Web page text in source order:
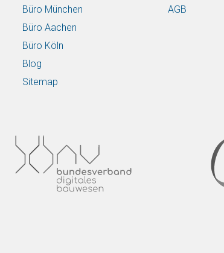
Büro München
Büro Aachen
Büro Köln
Blog
Sitemap
AGB